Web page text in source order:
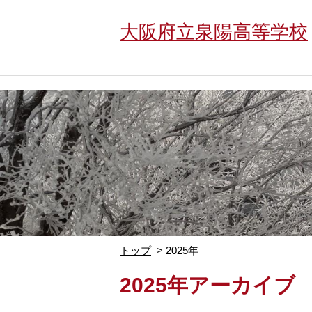
大阪府立泉陽高等学校
トップ 2025年
2025年アーカイブ